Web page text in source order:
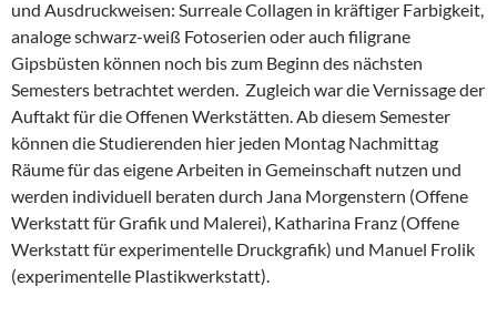
und Ausdruckweisen: Surreale Collagen in kräftiger Farbigkeit,
analoge schwarz-weiß Fotoserien oder auch filigrane
Gipsbüsten können noch bis zum Beginn des nächsten
Semesters betrachtet werden. Zugleich war die Vernissage der
Auftakt für die Offenen Werkstätten. Ab diesem Semester
können die Studierenden hier jeden Montag Nachmittag
Räume für das eigene Arbeiten in Gemeinschaft nutzen und
werden individuell beraten durch Jana Morgenstern (Offene
Werkstatt für Grafik und Malerei), Katharina Franz (Offene
Werkstatt für experimentelle Druckgrafik) und Manuel Frolik
(experimentelle Plastikwerkstatt).